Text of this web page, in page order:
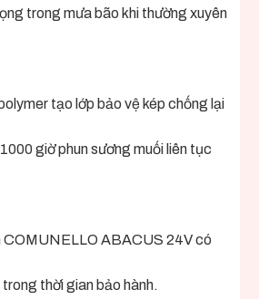
trong mưa bão khi thường xuyên
tạo lớp bảo vệ kép chống lại
giờ phun sương muối liên tục
COMUNELLO ABACUS 24V có
thời gian bảo hành.